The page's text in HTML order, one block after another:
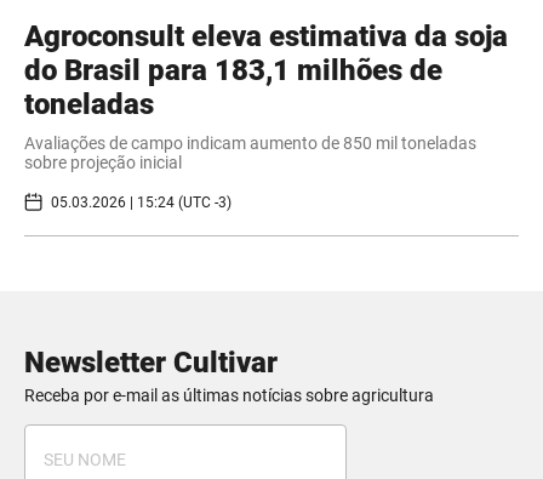
Agroconsult eleva estimativa da soja
do Brasil para 183,1 milhões de
toneladas
Avaliações de campo indicam aumento de 850 mil toneladas
sobre projeção inicial
05.03.2026 | 15:24 (UTC -3)
Newsletter Cultivar
Receba por e-mail as últimas notícias sobre agricultura